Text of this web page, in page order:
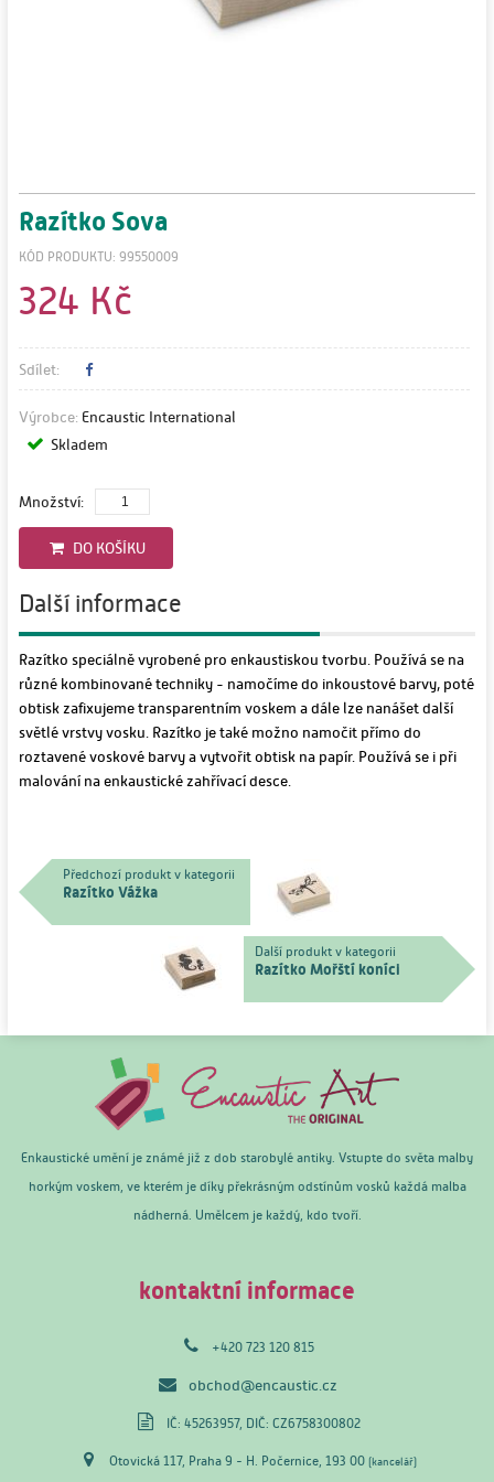
Razítko Sova
KÓD PRODUKTU: 99550009
324 Kč
Sdílet:
Výrobce: Encaustic International
Skladem
Množství:
DO KOŠÍKU
Další informace
Razítko speciálně vyrobené pro enkaustiskou tvorbu. Používá se na
různé kombinované techniky - namočíme do inkoustové barvy, poté
obtisk zafixujeme transparentním voskem a dále lze nanášet další
světlé vrstvy vosku. Razítko je také možno namočit přímo do
roztavené voskové barvy a vytvořit obtisk na papír. Používá se i při
malování na enkaustické zahřívací desce.
Předchozí produkt v kategorii
Razítko Vážka
Další produkt v kategorii
Razítko Mořští koníci
Enkaustické umění je známé již z dob starobylé antiky. Vstupte do světa malby
horkým voskem, ve kterém je díky překrásným odstínům vosků každá malba
nádherná. Umělcem je každý, kdo tvoří.
kontaktní informace
+420 723 120 815
obchod@encaustic.cz
IČ: 45263957, DIČ: CZ6758300802
Otovická 117, Praha 9 - H. Počernice, 193 00(kancelář)